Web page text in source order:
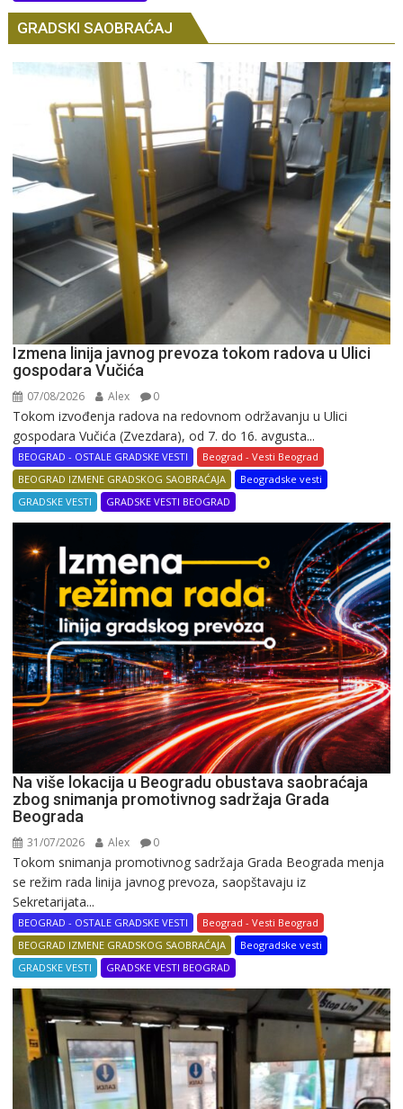
GRADSKI SAOBRAĆAJ
Izmena linija javnog prevoza tokom radova u Ulici
gospodara Vučića
07/08/2026 Alex 0
Tokom izvođenja radova na redovnom održavanju u Ulici
gospodara Vučića (Zvezdara), od 7. do 16. avgusta...
BEOGRAD - OSTALE GRADSKE VESTI
Beograd - Vesti Beograd
BEOGRAD IZMENE GRADSKOG SAOBRAĆAJA
Beogradske vesti
GRADSKE VESTI
GRADSKE VESTI BEOGRAD
Na više lokacija u Beogradu obustava saobraćaja
zbog snimanja promotivnog sadržaja Grada
Beograda
31/07/2026 Alex 0
Tokom snimanja promotivnog sadržaja Grada Beograda menja
se režim rada linija javnog prevoza, saopštavaju iz
Sekretarijata...
BEOGRAD - OSTALE GRADSKE VESTI
Beograd - Vesti Beograd
BEOGRAD IZMENE GRADSKOG SAOBRAĆAJA
Beogradske vesti
GRADSKE VESTI
GRADSKE VESTI BEOGRAD